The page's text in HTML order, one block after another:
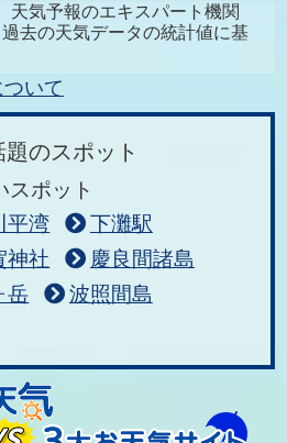
気予報のエキスパート機関
去の天気データの統計値に基
いて
題のスポット
スポット
平湾
下灘駅
神社
慶良間諸島
岳
波照間島